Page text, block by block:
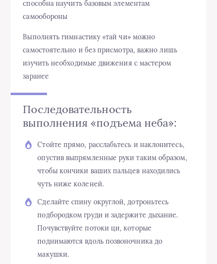
способна научить базовым элементам
самообороны
Выполнять гимнастику «тай чи» можно
самостоятельно и без присмотра, важно лишь
изучить необходимые движения с мастером
заранее
Последовательность
выполнения «подъема неба»:
Стойте прямо, расслабьтесь и наклонитесь,
опустив выпрямленные руки таким образом,
чтобы кончики ваших пальцев находились
чуть ниже коленей.
Сделайте спину округлой, дотроньтесь
подбородком груди и задержите дыхание.
Почувствуйте потоки ци, которые
поднимаются вдоль позвоночника до
макушки.